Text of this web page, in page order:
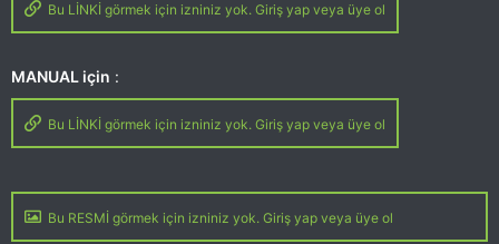
Bu LİNKİ görmek için izniniz yok. Giriş yap veya üye ol
MANUAL için :
Bu LİNKİ görmek için izniniz yok. Giriş yap veya üye ol
Bu RESMİ görmek için izniniz yok. Giriş yap veya üye ol